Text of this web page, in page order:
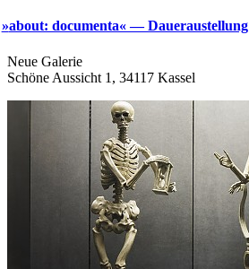
»about: documenta« — Daueraustellung
Neue Gale­rie
Schö­ne Aus­sicht 1, 34117 Kassel